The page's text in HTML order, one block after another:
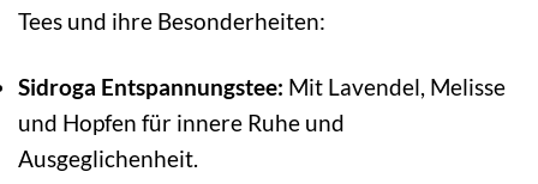
Tees und ihre Besonderheiten:
Sidroga Entspannungstee: Mit Lavendel, Melisse
und Hopfen für innere Ruhe und
Ausgeglichenheit.